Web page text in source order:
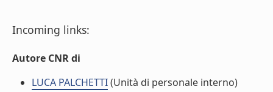
Incoming links:
Autore CNR di
LUCA PALCHETTI(Unità di personale interno)